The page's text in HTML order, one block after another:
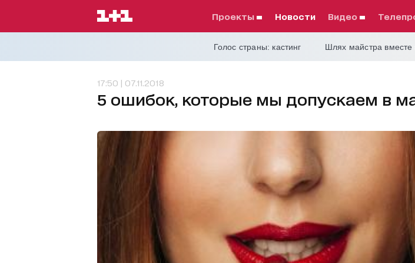
проекты Новости видео
Голос страны: кастинг Шлях майстра вместе
17:50 | 07.11.2018
5 ошибок, которые мы допускаем в